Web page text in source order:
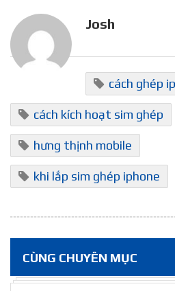
Josh
cách ghép
cách kích hoạt sim ghép
hưng thịnh mobile
khi lắp sim ghép iphone
CÙNG CHUYÊN MỤC